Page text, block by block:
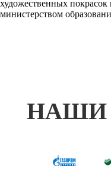
художественных
министерством
НАШИ